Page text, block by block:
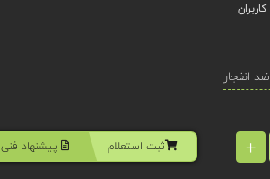
انفجار
+ ثبت استعلام پیشنهاد فنی